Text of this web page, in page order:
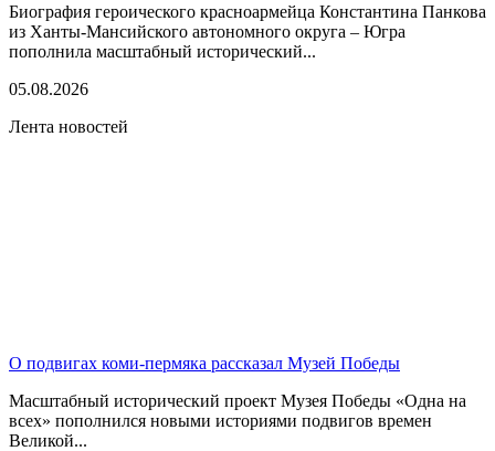
Биография героического красноармейца Константина Панкова
из Ханты-Мансийского автономного округа – Югра
пополнила масштабный исторический...
05.08.2026
Лента новостей
О подвигах коми-пермяка рассказал Музей Победы
Масштабный исторический проект Музея Победы «Одна на
всех» пополнился новыми историями подвигов времен
Великой...